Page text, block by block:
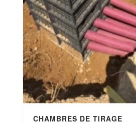
CHAMBRES DE TIRAGE